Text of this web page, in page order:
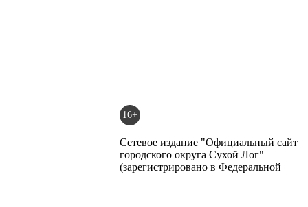
16+
Сетевое издание "Официальный сайт
городского округа Сухой Лог"
(зарегистрировано в Федеральной